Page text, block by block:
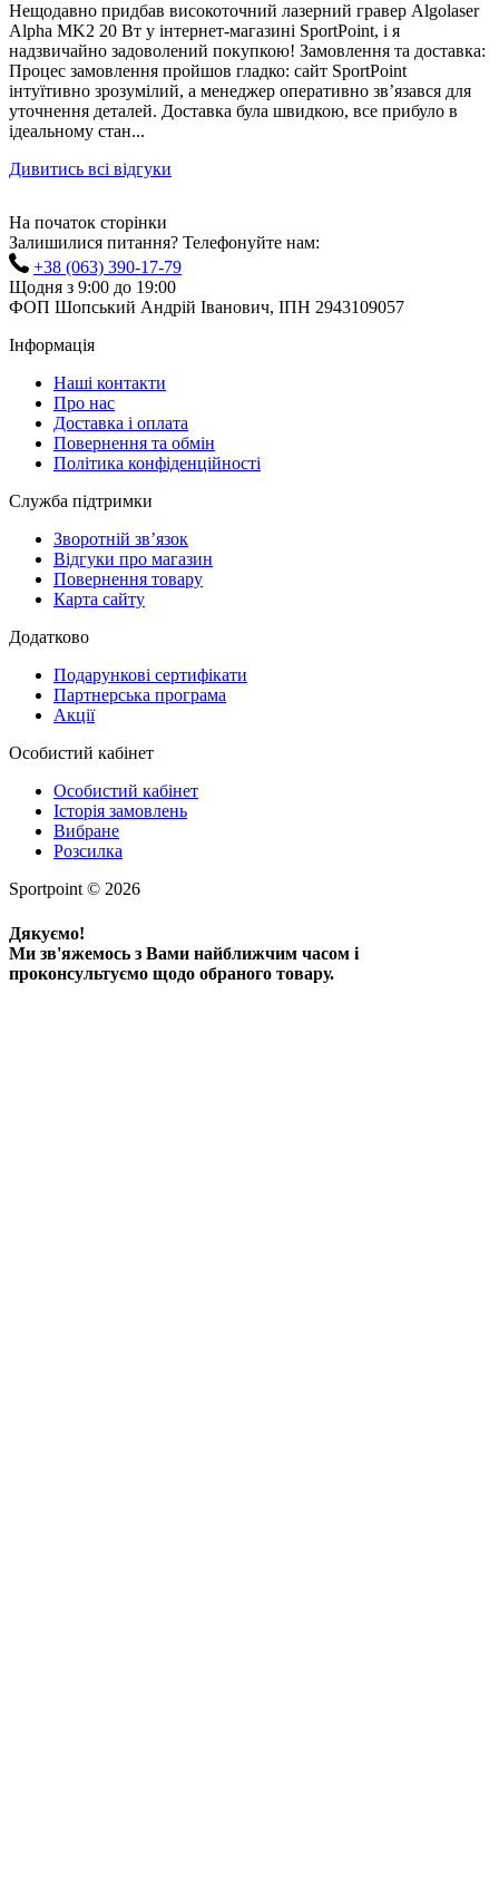
Нещодавно придбав високоточний лазерний гравер Algolaser
Alpha MK2 20 Вт у інтернет-магазині SportPoint, і я
надзвичайно задоволений покупкою! Замовлення та доставка:
Процес замовлення пройшов гладко: сайт SportPoint
інтуїтивно зрозумілий, а менеджер оперативно зв’язався для
уточнення деталей. Доставка була швидкою, все прибуло в
ідеальному стан...
Дивитись всі відгуки
На початок сторінки
Залишилися питання? Телефонуйте нам:
+38 (063) 390-17-79
Щодня з 9:00 до 19:00
ФОП Шопський Андрій Іванович, ІПН 2943109057
Інформація
Наші контакти
Про нас
Доставка і оплата
Повернення та обмін
Політика конфіденційності
Служба підтримки
Зворотній зв’язок
Відгуки про магазин
Повернення товару
Карта сайту
Додатково
Подарункові сертифікати
Партнерська програма
Акції
Особистий кабінет
Особистий кабінет
Історія замовлень
Вибране
Розсилка
Sportpoint © 2026
Дякуємо!
Ми зв'яжемось з Вами найближчим часом і
проконсультуємо щодо обраного товару.